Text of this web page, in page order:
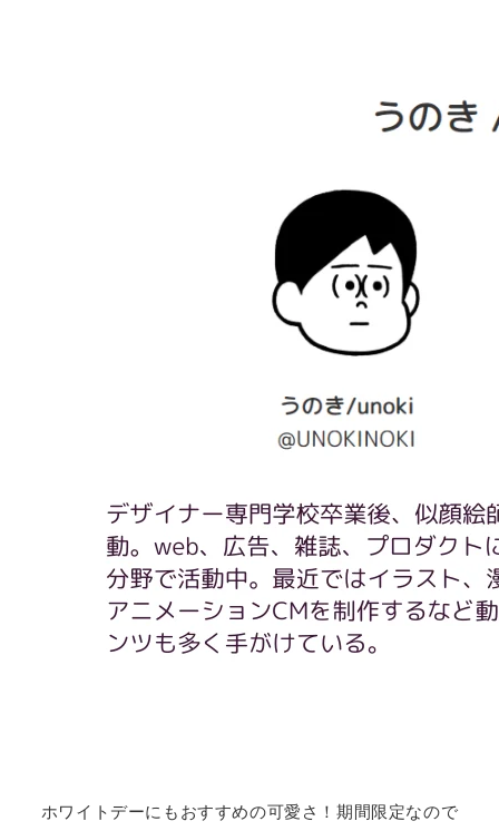
ホワイトデーにもおすすめの可愛さ！期間限定なので